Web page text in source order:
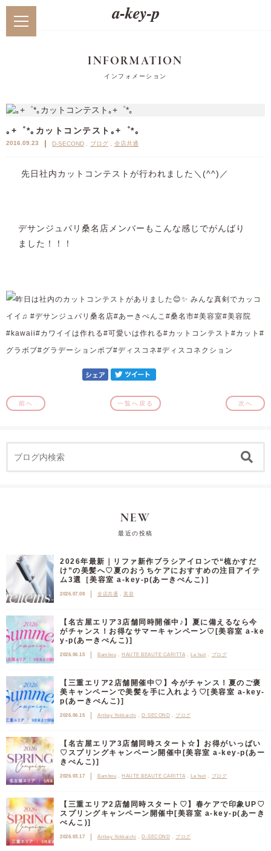
INFORMATION
インフォメーション
｡+゜*｡カットコンテスト｡+゜*｡
2016.09.23 D-SECOND ブログ 全店共通
先日社内カットコンテストが行われました＼(^^)／
デサンジュパリ桑名店メンバーもこんな感じでがんばり
ました！！！
前へ 一覧へ戻る 次へ
NEW
最近の投稿
2026年最新｜リファ新作ブラシアイロンで“梳かすだ
け”の美髪へ♡夏のおうちケアにおすすめの注目アイテ
ム3選［美容室 a-key-p(あーきぺんこ)］
2026.07.08 全店共通 美容
【名古屋エリア3店舗同時開催中♪】夏に備えるなら今
がチャンス！お得なサマーキャンペーン♡[美容室 a-ke
y-p(あーきぺんこ)]
2026.06.15 Bambou HAUTE BEAUTE CARITTA Le huit ブログ
【三重エリア2店舗開催中♡】今がチャンス！夏のご褒
美キャンペーンで美髪を手に入れよう♡[美容室 a-key-
p(あーきぺんこ)]
2026.06.15 Artkey Yokkaichi D-SECOND ブログ
【名古屋エリア3店舗同時スタート☆】お得がいっぱい
♡スプリングキャンペーン開催中[美容室 a-key-p(あー
きぺんこ)]
2026.03.17 Bambou HAUTE BEAUTE CARITTA Le huit ブログ
【三重エリア2店舗同時スタート♡】春ケアで印象UP♡
スプリングキャンペーン開催中[美容室 a-key-p(あーき
ぺんこ)]
2026.03.17 Artkey Yokkaichi D-SECOND ブログ